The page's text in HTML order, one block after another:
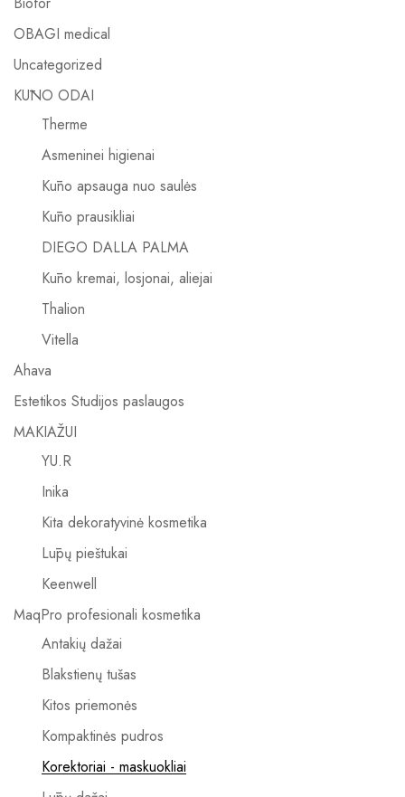
OBAGI medical
Uncategorized
KŪNO ODAI
Therme
Asmeninei higienai
Kūno apsauga nuo saulės
Kūno prausikliai
DIEGO DALLA PALMA
Kūno kremai, losjonai, aliejai
Thalion
Vitella
Ahava
Estetikos Studijos paslaugos
MAKIAŽUI
YU.R
Inika
Kita dekoratyvinė kosmetika
Lūpų pieštukai
Keenwell
MaqPro profesionali kosmetika
Antakių dažai
Blakstienų tušas
Kitos priemonės
Kompaktinės pudros
Korektoriai - maskuokliai